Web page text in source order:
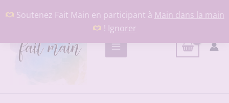
Soutenez Fait Main en participant à Main dans la main
! Ignorer
au